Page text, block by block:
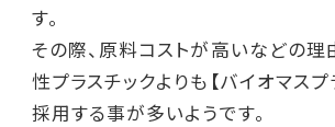
す。
その際、原料コストが高いなどの
性プラスチックよりも【バイオマスプ
採用する事が多いようです。